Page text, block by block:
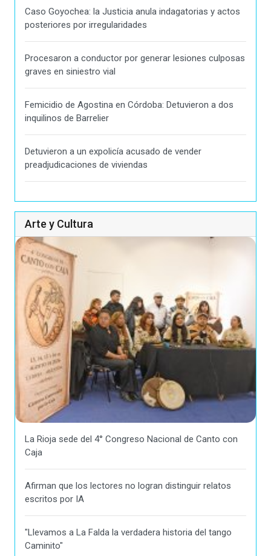
Caso Goyochea: la Justicia anula indagatorias y actos
posteriores por irregularidades
Procesaron a conductor por generar lesiones culposas
graves en siniestro vial
Femicidio de Agostina en Córdoba: Detuvieron a dos
inquilinos de Barrelier
Detuvieron a un expolicía acusado de vender
preadjudicaciones de viviendas
Arte y Cultura
La Rioja sede del 4° Congreso Nacional de Canto con
Caja
Afirman que los lectores no logran distinguir relatos
escritos por IA
"Llevamos a La Falda la verdadera historia del tango
Caminito"